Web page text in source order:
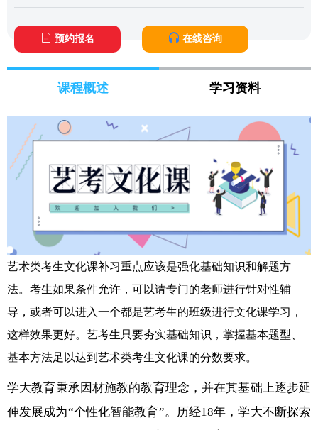
预约报名 在线咨询
课程概述 学习资料
艺术类考生文化课补习重点应该是强化基础知识和解题方
法。考生如果条件允许，可以请专门的老师进行针对性辅
导，或者可以进入一个都是艺考生的班级进行文化课学习，
这样效果更好。艺考生只要夯实基础知识，掌握基本题型、
基本方法足以达到艺术类考生文化课的分数要求。
学大教育秉承因材施教的教育理念，并在其基础上逐步延
伸发展成为“个性化智能教育”。历经18年，学大不断探索